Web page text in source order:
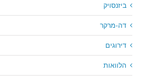
ביזנסויק
דה-מרקר
דירוגים
הלוואות